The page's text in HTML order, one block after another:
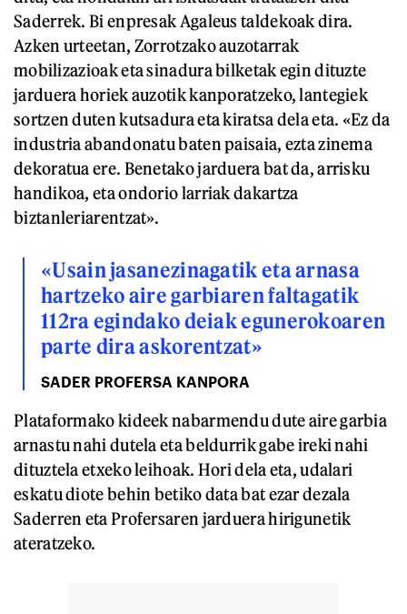
Saderrek. Bi enpresak Agaleus taldekoak dira.
Azken urteetan, Zorrotzako auzotarrak
mobilizazioak eta sinadura bilketak egin dituzte
jarduera horiek auzotik kanporatzeko, lantegiek
sortzen duten kutsadura eta kiratsa dela eta. «Ez da
industria abandonatu baten paisaia, ezta zinema
dekoratua ere. Benetako jarduera bat da, arrisku
handikoa, eta ondorio larriak dakartza
biztanleriarentzat».
«Usain jasanezinagatik eta arnasa
hartzeko aire garbiaren faltagatik
112ra egindako deiak egunerokoaren
parte dira askorentzat»
SADER PROFERSA KANPORA
Plataformako kideek nabarmendu dute aire garbia
arnastu nahi dutela eta beldurrik gabe ireki nahi
dituztela etxeko leihoak. Hori dela eta, udalari
eskatu diote behin betiko data bat ezar dezala
Saderren eta Profersaren jarduera hirigunetik
ateratzeko.